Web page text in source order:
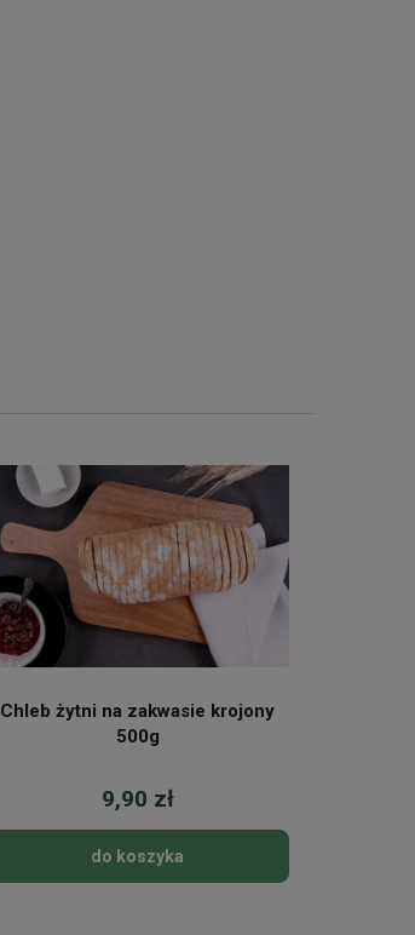
Chleb żytni na zakwasie krojony
500g
9,90 zł
do koszyka